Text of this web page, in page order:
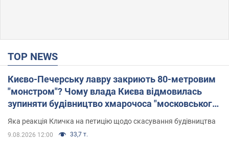
TOP NEWS
Києво-Печерську лавру закриють 80-метровим
"монстром"? Чому влада Києва відмовилась
зупиняти будівництво хмарочоса "московського
вірянина"
Яка реакція Кличка на петицію щодо скасування будівництва
9.08.2026 12:00 33,7 т.